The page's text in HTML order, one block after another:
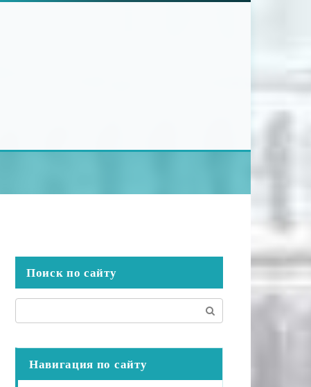
Поиск по сайту
Навигация по сайту